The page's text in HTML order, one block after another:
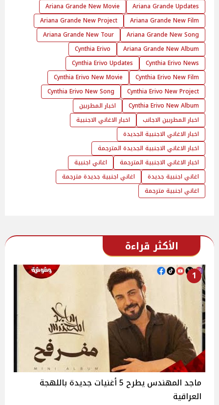
Ariana Grande Updates
Ariana Grande New Movie
Ariana Grande New Film
Ariana Grande New Project
Ariana Grande New Song
Ariana Grande New Tour
Ariana Grande New Album
Cynthia Erivo
Cynthia Erivo News
Cynthia Erivo Updates
Cynthia Erivo New Film
Cynthia Erivo New Movie
Cynthia Erivo New Project
Cynthia Erivo New Song
Cynthia Erivo New Album
اخبار المطربين
اخبار المطربين الاجانب
اخبار الاغاني الاجنبية
اخبار الاغاني الاجنبية الجديدة
اخبار الاغاني الاجنبية الجديدة المترجمة
اخبار الاغاني الاجنبية المترجمة
اغاني اجنبية
اغاني اجنبية جديدة
اغاني اجنبية جديدة مترجمة
اغاني اجنبية مترجمة
الأكثر قراءة
1
ماجد المهندس يطرح 5 أغنيات جديدة باللهجة
العراقية